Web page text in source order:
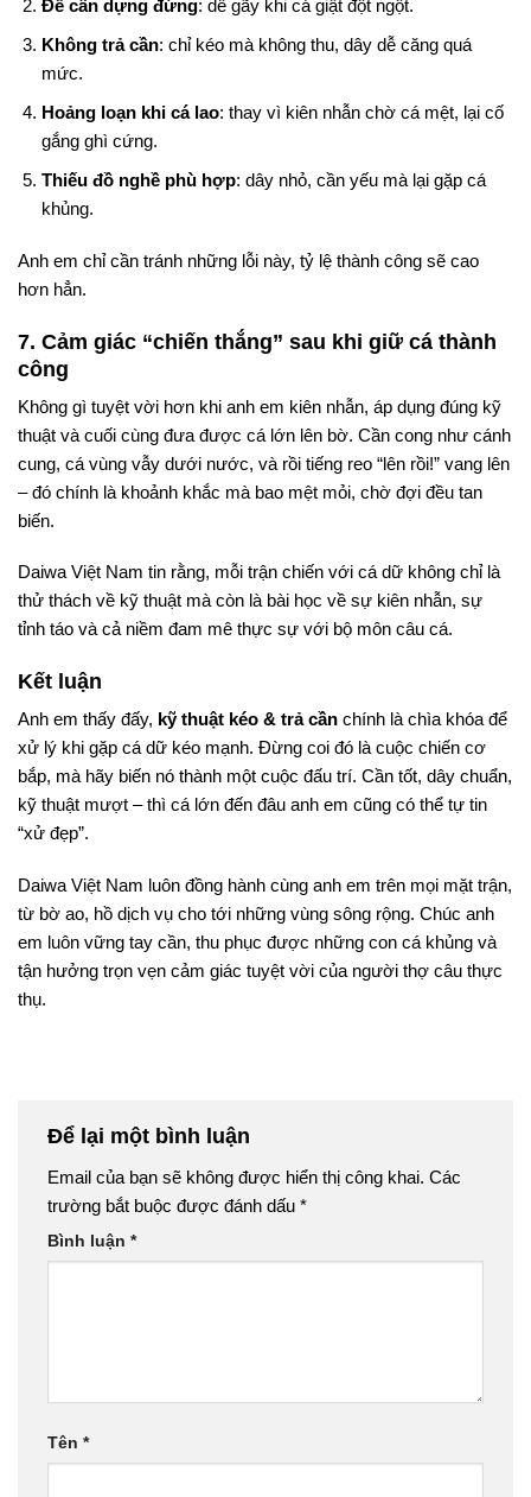
Để cần dựng đứng: dễ gãy khi cá giật đột ngột.
Không trả cần: chỉ kéo mà không thu, dây dễ căng quá
mức.
Hoảng loạn khi cá lao: thay vì kiên nhẫn chờ cá mệt, lại cố
gắng ghì cứng.
Thiếu đồ nghề phù hợp: dây nhỏ, cần yếu mà lại gặp cá
khủng.
Anh em chỉ cần tránh những lỗi này, tỷ lệ thành công sẽ cao
hơn hẳn.
7. Cảm giác “chiến thắng” sau khi giữ cá thành
công
Không gì tuyệt vời hơn khi anh em kiên nhẫn, áp dụng đúng kỹ
thuật và cuối cùng đưa được cá lớn lên bờ. Cần cong như cánh
cung, cá vùng vẫy dưới nước, và rồi tiếng reo “lên rồi!” vang lên
– đó chính là khoảnh khắc mà bao mệt mỏi, chờ đợi đều tan
biến.
Daiwa Việt Nam tin rằng, mỗi trận chiến với cá dữ không chỉ là
thử thách về kỹ thuật mà còn là bài học về sự kiên nhẫn, sự
tỉnh táo và cả niềm đam mê thực sự với bộ môn câu cá.
Kết luận
Anh em thấy đấy, kỹ thuật kéo & trả cần chính là chìa khóa để
xử lý khi gặp cá dữ kéo mạnh. Đừng coi đó là cuộc chiến cơ
bắp, mà hãy biến nó thành một cuộc đấu trí. Cần tốt, dây chuẩn,
kỹ thuật mượt – thì cá lớn đến đâu anh em cũng có thể tự tin
“xử đẹp”.
Daiwa Việt Nam luôn đồng hành cùng anh em trên mọi mặt trận,
từ bờ ao, hồ dịch vụ cho tới những vùng sông rộng. Chúc anh
em luôn vững tay cần, thu phục được những con cá khủng và
tận hưởng trọn vẹn cảm giác tuyệt vời của người thợ câu thực
thụ.
Để lại một bình luận
Email của bạn sẽ không được hiển thị công khai. Các
trường bắt buộc được đánh dấu *
Bình luận *
Tên *